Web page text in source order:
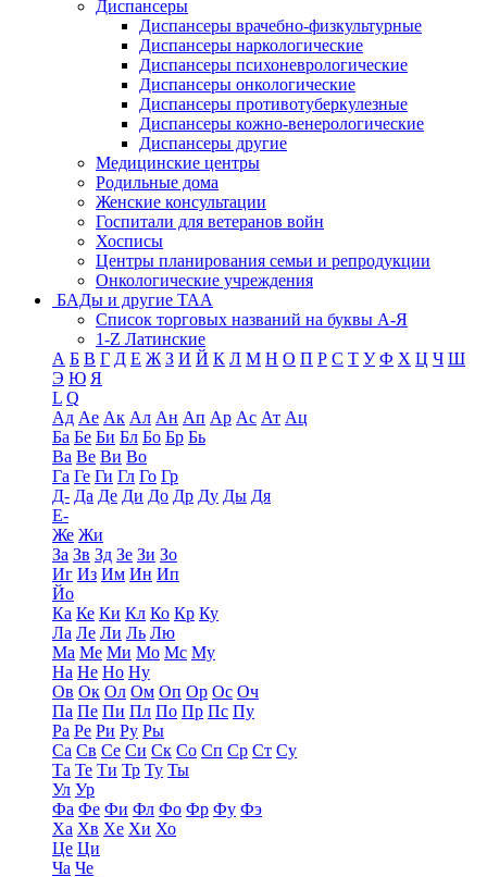
Диспансеры
Диспансеры врачебно-физкультурные
Диспансеры наркологические
Диспансеры психоневрологические
Диспансеры онкологические
Диспансеры противотуберкулезные
Диспансеры кожно-венерологические
Диспансеры другие
Медицинские центры
Родильные дома
Женские консультации
Госпитали для ветеранов войн
Хосписы
Центры планирования семьи и репродукции
Онкологические учреждения
БАДы и другие ТАА
Список торговых названий на буквы А-Я
1-Z Латинские
А Б В Г Д Е Ж З И Й К Л М Н О П Р С Т У Ф Х Ц Ч Ш
Э Ю Я
L Q
Ад Ае Ак Ал Ан Ап Ар Ас Ат Ац
Ба Бе Би Бл Бо Бр Бь
Ва Ве Ви Во
Га Ге Ги Гл Го Гр
Д- Да Де Ди До Др Ду Ды Дя
Е-
Же Жи
За Зв Зд Зе Зи Зо
Иг Из Им Ин Ип
Йо
Ка Ке Ки Кл Ко Кр Ку
Ла Ле Ли Ль Лю
Ма Ме Ми Мо Мс Му
На Не Но Ну
Ов Ок Ол Ом Оп Ор Ос Оч
Па Пе Пи Пл По Пр Пс Пу
Ра Ре Ри Ру Ры
Са Св Се Си Ск Со Сп Ср Ст Су
Та Те Ти Тр Ту Ты
Ул Ур
Фа Фе Фи Фл Фо Фр Фу Фэ
Ха Хв Хе Хи Хо
Це Ци
Ча Че